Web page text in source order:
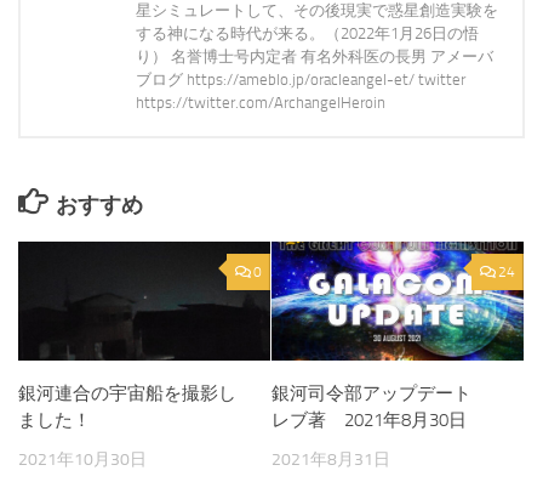
星シミュレートして、その後現実で惑星創造実験を
する神になる時代が来る。（2022年1月26日の悟
り） 名誉博士号内定者 有名外科医の長男 アメーバ
ブログ https://ameblo.jp/oracleangel-et/ twitter
https://twitter.com/ArchangelHeroin
おすすめ
0
銀河連合の宇宙船を撮影し
ました！
2021年10月30日
24
銀河司令部アップデート
レブ著 2021年8月30日
2021年8月31日